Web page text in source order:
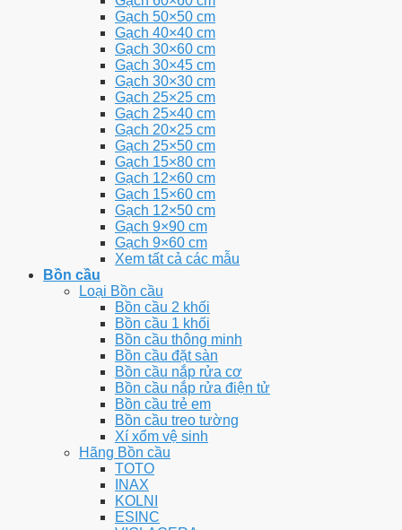
Gạch 50×50 cm
Gạch 40×40 cm
Gạch 30×60 cm
Gạch 30×45 cm
Gạch 30×30 cm
Gạch 25×25 cm
Gạch 25×40 cm
Gạch 20×25 cm
Gạch 25×50 cm
Gạch 15×80 cm
Gạch 12×60 cm
Gạch 15×60 cm
Gạch 12×50 cm
Gạch 9×90 cm
Gạch 9×60 cm
Xem tất cả các mẫu
Bồn cầu
Loại Bồn cầu
Bồn cầu 2 khối
Bồn cầu 1 khối
Bồn cầu thông minh
Bồn cầu đặt sàn
Bồn cầu nắp rửa cơ
Bồn cầu nắp rửa điện tử
Bồn cầu trẻ em
Bồn cầu treo tường
Xí xổm vệ sinh
Hãng Bồn cầu
TOTO
INAX
KOLNI
ESINC